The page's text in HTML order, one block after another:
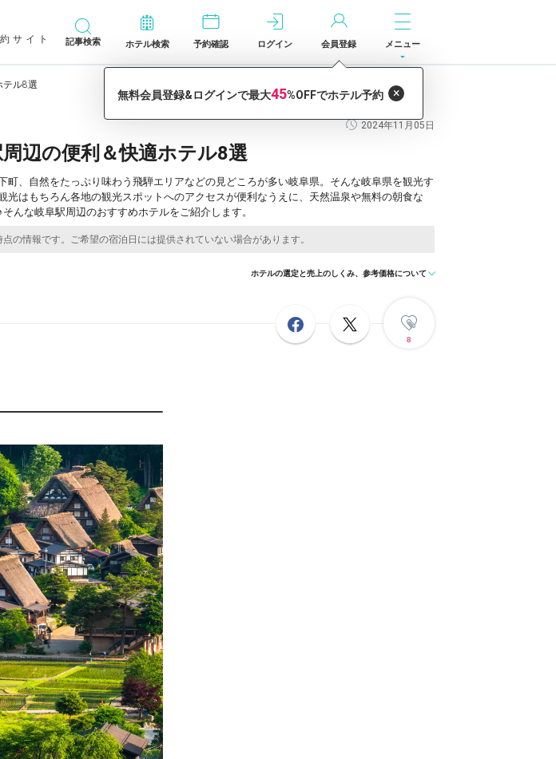
サイト
記事検索 ホテル検索 予約確認 ログイン 会員登録 メニュー
テル8選
2024年11月05日
辺の便利＆快適ホテル8選
、自然をたっぷり味わう飛騨エリアなどの見どころが多い岐阜県。そんな岐阜県を観光す
はもちろん各地の観光スポットへのアクセスが便利なうえに、天然温泉や無料の朝食な
んな岐阜駅周辺のおすすめホテルをご紹介します。
ホテルの選定と売上のしくみ、参考価格について
8